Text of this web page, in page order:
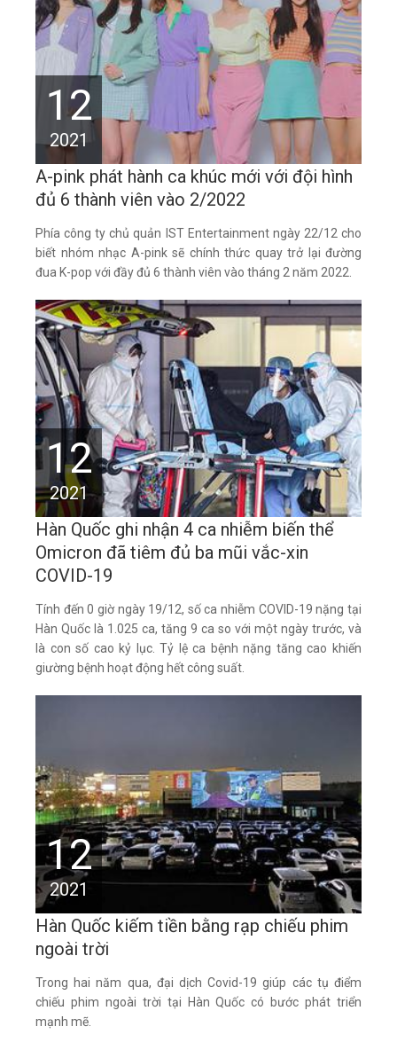
12
2021
A-pink phát hành ca khúc mới với đội hình
đủ 6 thành viên vào 2/2022
Phía công ty chủ quản IST Entertainment ngày 22/12 cho
biết nhóm nhạc A-pink sẽ chính thức quay trở lại đường
đua K-pop với đầy đủ 6 thành viên vào tháng 2 năm 2022.
12
2021
Hàn Quốc ghi nhận 4 ca nhiễm biến thể
Omicron đã tiêm đủ ba mũi vắc-xin
COVID-19
Tính đến 0 giờ ngày 19/12, số ca nhiễm COVID-19 nặng tại
Hàn Quốc là 1.025 ca, tăng 9 ca so với một ngày trước, và
là con số cao kỷ lục. Tỷ lệ ca bệnh nặng tăng cao khiến
giường bệnh hoạt động hết công suất.
12
2021
Hàn Quốc kiếm tiền bằng rạp chiếu phim
ngoài trời
Trong hai năm qua, đại dịch Covid-19 giúp các tụ điểm
chiếu phim ngoài trời tại Hàn Quốc có bước phát triển
mạnh mẽ.